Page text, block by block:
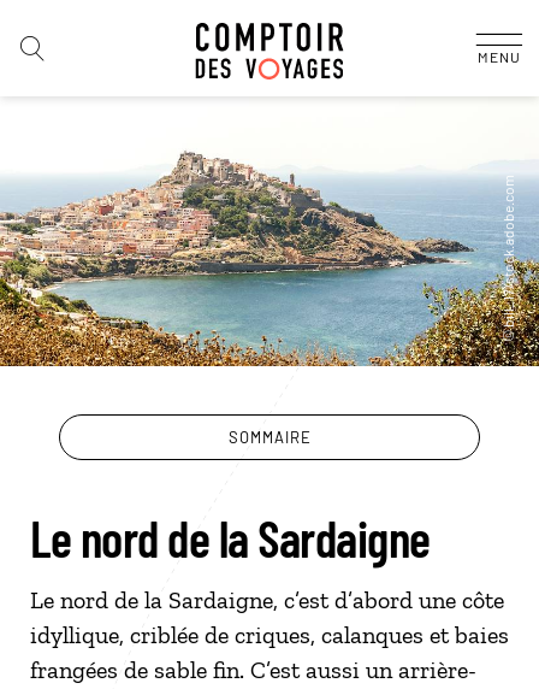
MENU
SOMMAIRE
Le nord de la Sardaigne
Le nord de la Sardaigne, c’est d’abord une côte
idyllique, criblée de criques, calanques et baies
frangées de sable fin. C’est aussi un arrière-